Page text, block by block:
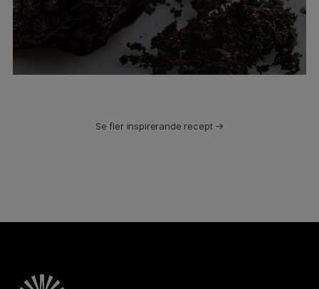
Se fler inspirerande recept →